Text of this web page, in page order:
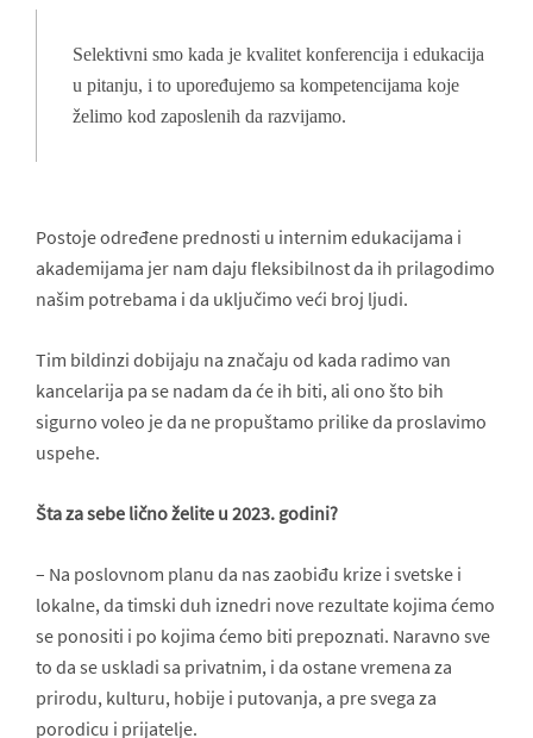
Selektivni smo kada je kvalitet konferencija i edukacija
u pitanju, i to upoređujemo sa kompetencijama koje
želimo kod zaposlenih da razvijamo.
Postoje određene prednosti u internim edukacijama i
akademijama jer nam daju fleksibilnost da ih prilagodimo
našim potrebama i da uključimo veći broj ljudi.
Tim bildinzi dobijaju na značaju od kada radimo van
kancelarija pa se nadam da će ih biti, ali ono što bih
sigurno voleo je da ne propuštamo prilike da proslavimo
uspehe.
Šta za sebe lično želite u 2023. godini?
– Na poslovnom planu da nas zaobiđu krize i svetske i
lokalne, da timski duh iznedri nove rezultate kojima ćemo
se ponositi i po kojima ćemo biti prepoznati. Naravno sve
to da se uskladi sa privatnim, i da ostane vremena za
prirodu, kulturu, hobije i putovanja, a pre svega za
porodicu i prijatelje.